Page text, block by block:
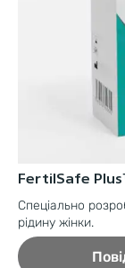
FertilSafe
Спеціально
рідину жінки.